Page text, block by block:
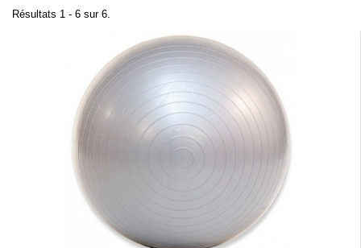
Résultats 1 - 6 sur 6.